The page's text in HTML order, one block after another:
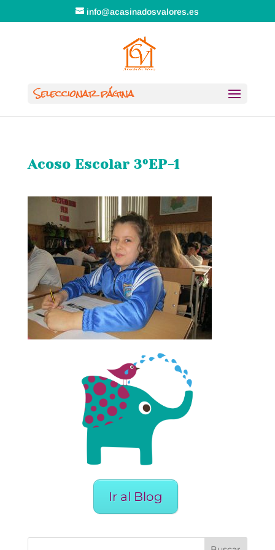
info@acasinadosvalores.es
Seleccionar página
Acoso Escolar 3ºEP-1
Ir al Blog